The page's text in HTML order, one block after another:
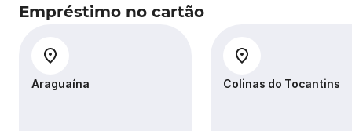
Empréstimo no cartão
Araguaína Colinas do Tocantins